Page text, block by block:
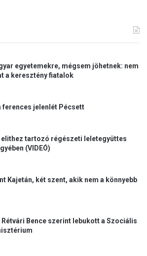
egyetemekre, mégsem jöhetnek: nem
a keresztény fiatalok
ferences jelenlét Pécsett
tartozó régészeti leletegyüttes
(VIDEÓ)
Kajetán, két szent, akik nem a könnyebb
Bence szerint lebukott a Szociális